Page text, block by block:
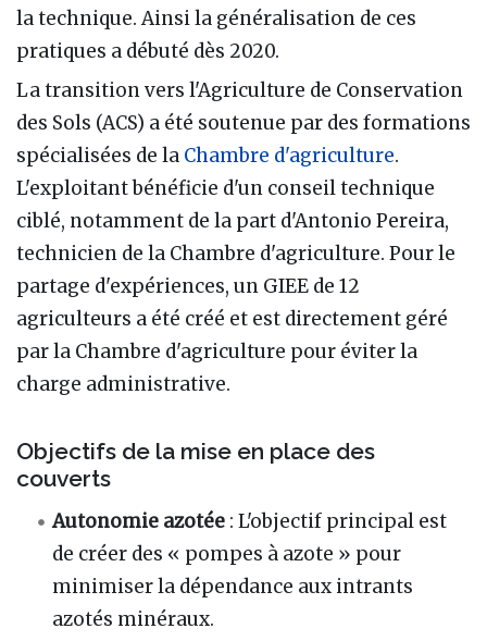
la technique. Ainsi la généralisation de ces
pratiques a débuté dès 2020.
La transition vers l'Agriculture de Conservation
des Sols (ACS) a été soutenue par des formations
spécialisées de la Chambre d'agriculture.
L'exploitant bénéficie d'un conseil technique
ciblé, notamment de la part d'Antonio Pereira,
technicien de la Chambre d'agriculture. Pour le
partage d'expériences, un GIEE de 12
agriculteurs a été créé et est directement géré
par la Chambre d'agriculture pour éviter la
charge administrative.
Objectifs de la mise en place des
couverts
Autonomie azotée : L'objectif principal est
de créer des « pompes à azote » pour
minimiser la dépendance aux intrants
azotés minéraux.